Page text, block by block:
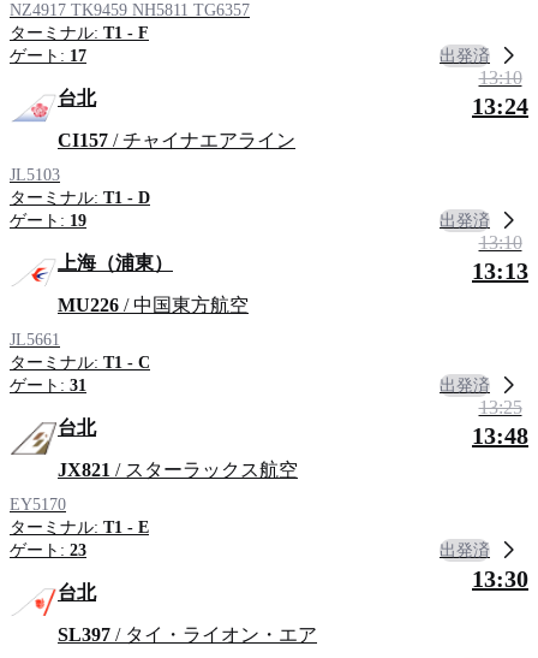
NZ4917 TK9459 NH5811 TG6357
ターミナル: T1 - F
ゲート: 17 出発済
台北
CI157 / チャイナエアライン
JL5103
ターミナル: T1 - D
ゲート: 19
13:10
13:24
出発済
上海（浦東）
MU226 / 中国東方航空
JL5661
ターミナル: T1 - C
ゲート: 31
13:10
13:13
出発済
台北
JX821 / スターラックス航空
EY5170
ターミナル: T1 - E
ゲート: 23
13:25
13:48
出発済
台北
SL397 / タイ・ライオン・エア
13:30